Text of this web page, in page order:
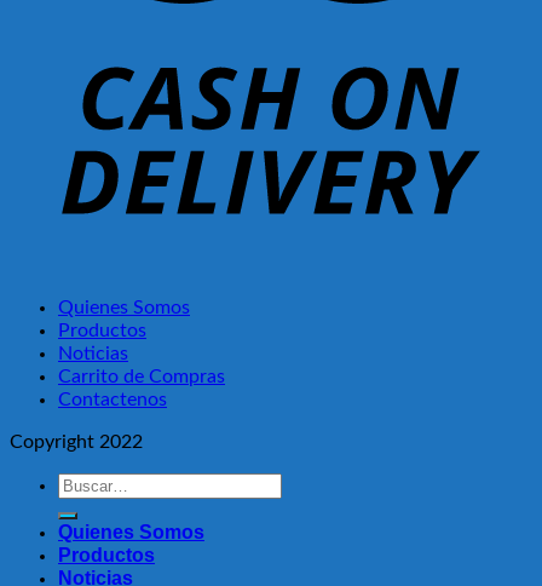
Quienes Somos
Productos
Noticias
Carrito de Compras
Contactenos
Copyright 2022
Buscar
Quienes Somos
Productos
Noticias